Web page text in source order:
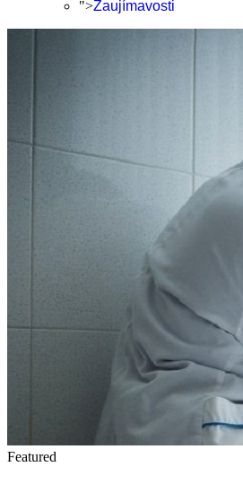
">Zaujímavosti
Featured